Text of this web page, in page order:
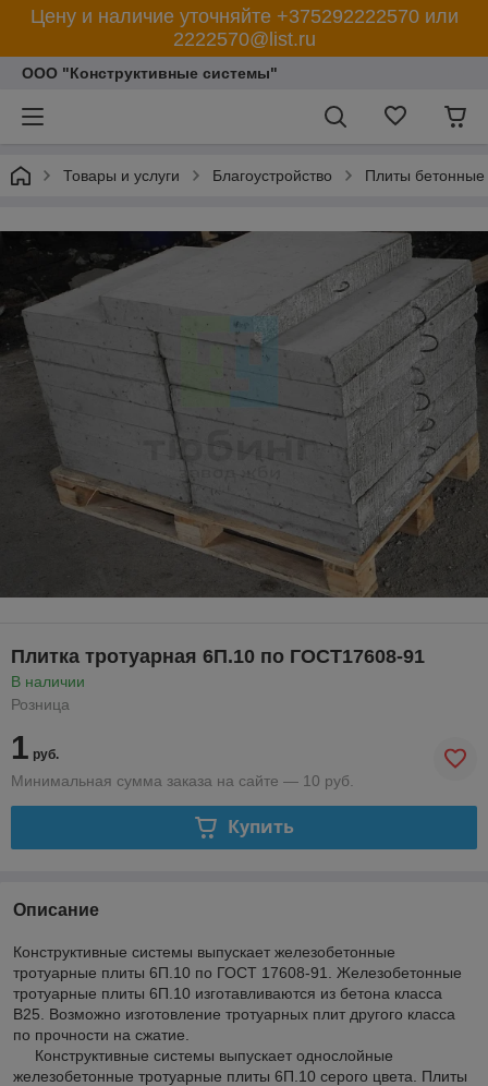
Цену и наличие уточняйте +375292222570 или
2222570@list.ru
ООО "Конструктивные системы"
Товары и услуги Благоустройство Плиты
Плитка тротуарная 6П.10 по ГОСТ17608-91
В наличии
Розница
1 руб.
Минимальная сумма заказа на сайте — 10 руб.
Купить
Описание
Конструктивные системы выпускает железобетонные
тротуарные плиты 6П.10 по ГОСТ 17608-91. Железобетонные
тротуарные плиты 6П.10 изготавливаются из бетона класса
В25. Возможно изготовление тротуарных плит другого класса
по прочности на сжатие.
Конструктивные системы выпускает однослойные
железобетонные тротуарные плиты 6П.10 серого цвета. Плиты